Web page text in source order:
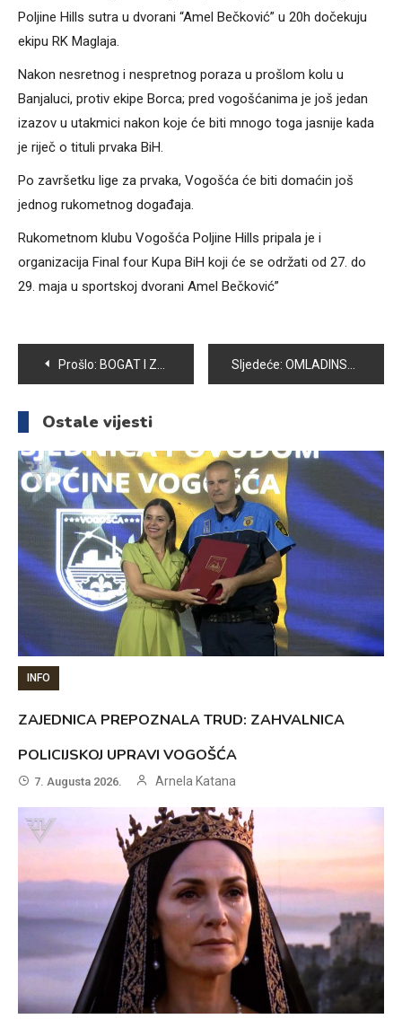
Poljine Hills sutra u dvorani “Amel Bečković” u 20h dočekuju
ekipu RK Maglaja.
Nakon nesretnog i nespretnog poraza u prošlom kolu u
Banjaluci, protiv ekipe Borca; pred vogošćanima je još jedan
izazov u utakmici nakon koje će biti mnogo toga jasnije kada
je riječ o tituli prvaka BiH.
Po završetku lige za prvaka, Vogošća će biti domaćin još
jednog rukometnog događaja.
Rukometnom klubu Vogošća Poljine Hills pripala je i
organizacija Final four Kupa BiH koji će se održati od 27. do
29. maja u sportskoj dvorani Amel Bečković”
Navigacija
članaka
Prošlo: BOGAT I ZANIMLJIV PROGRAM MANIFESTACIJE “VOGOŠĆANSKI DANI 2016” Sljedeće: OMLADINSKO UDRUŽENJE “TEMPO” ORGANIZOVALO PODJELU LETAKA O ŠTETNOSTI KONZUMIRANJA NARGILE
Ostale vijesti
INFO
ZAJEDNICA PREPOZNALA TRUD: ZAHVALNICA
POLICIJSKOJ UPRAVI VOGOŠĆA
7. Augusta 2026. Arnela Katana